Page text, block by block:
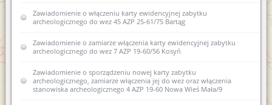
Zawiadomienie o włączeniu karty ewidencyjnej zabytku
archeologicznego do wez 45 AZP 25-61/75 Bartąg
Zawiadomienie o zamiarze włączenia karty ewidencyjnej zabytku
archeologicznego do wez 7 AZP 19-60/56 Kosyń
Zawiadomienie o sporządzeniu nowej karty zabytku
archeologicznego, zamiarze włączenia jej do wez oraz włączenia
stanowiska archeologicznego 4 AZP 19-60 Nowa Wieś Mała/9